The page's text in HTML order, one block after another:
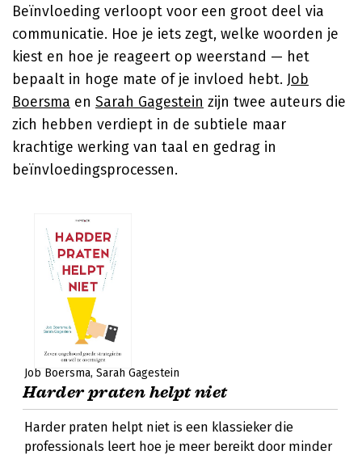
Beïnvloeding verloopt voor een groot deel via
communicatie. Hoe je iets zegt, welke woorden je
kiest en hoe je reageert op weerstand — het
bepaalt in hoge mate of je invloed hebt. Job
Boersma en Sarah Gagestein zijn twee auteurs die
zich hebben verdiept in de subtiele maar
krachtige werking van taal en gedrag in
beïnvloedingsprocessen.
Job Boersma Sarah Gagestein
Harder praten helpt niet
Harder praten helpt niet is een klassieker die
professionals leert hoe je meer bereikt door minder